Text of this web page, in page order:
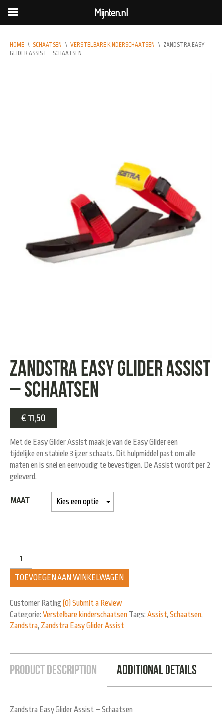
HOME \ SCHAATSEN \ VERSTELBARE KINDERSCHAATSEN \ ZANDSTRA EASY
GLIDER ASSIST – SCHAATSEN
Zandstra Easy Glider Assist
– Schaatsen
€ 11,50
Met de Easy Glider Assist maak je van de Easy Glider een
tijdelijke en stabiele 3 ijzer schaats. Dit hulpmiddel past om alle
maten en is snel en eenvoudig te bevestigen. De Assist wordt per 2
geleverd.
MAAT
TOEVOEGEN AAN WINKELWAGEN
Customer Rating(0) Submit a Review
Categorie: Verstelbare kinderschaatsen Tags: Assist, Schaatsen,
Zandstra, Zandstra Easy Glider Assist
Product Description Additional Details
Zandstra Easy Glider Assist – Schaatsen
Mijnten.nl